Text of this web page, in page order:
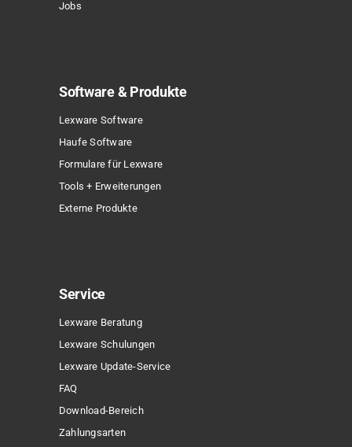
Jobs
Software & Produkte
Lexware Software
Haufe Software
Formulare für Lexware
Tools + Erweiterungen
Externe Produkte
Service
Lexware Beratung
Lexware Schulungen
Lexware Update-Service
FAQ
Download-Bereich
Zahlungsarten